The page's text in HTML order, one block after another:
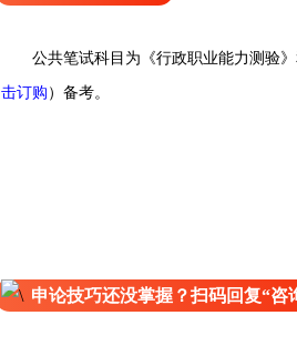
公共笔试科目为《行政职业能力测验
击订购）备考。
申论技巧还没掌握？扫码回复“咨